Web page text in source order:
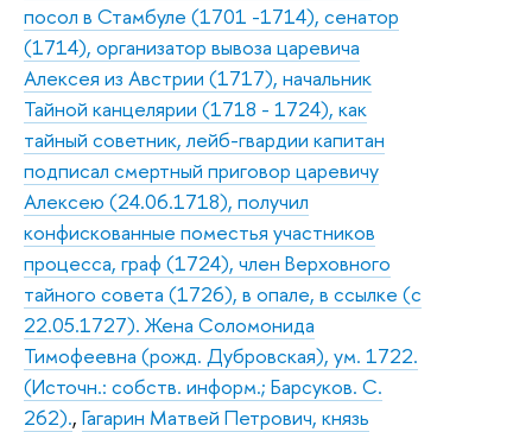
посол в Стамбуле (1701 -1714), сенатор
(1714), организатор вывоза царевича
Алексея из Австрии (1717), начальник
Тайной канцелярии (1718 - 1724), как
тайный советник, лейб-гвардии капитан
подписал смертный приговор царевичу
Алексею (24.06.1718), получил
конфискованные поместья участников
процесса, граф (1724), член Верховного
тайного совета (1726), в опале, в ссылке (с
22.05.1727). Жена Соломонида
Тимофеевна (рожд. Дубровская), ум. 1722.
(Источн.: собств. информ.; Барсуков. С.
262)., Гагарин Матвей Петрович, князь